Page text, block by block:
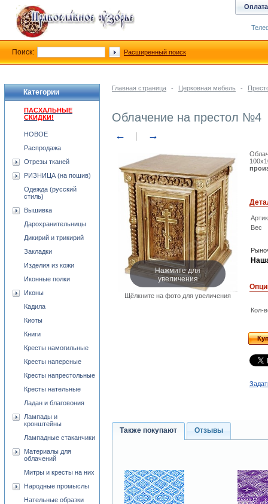
Главная страница - Церковная мебель -
Облачение на престол №4
← →
Нажмите для
увеличения
Щёлкните на фото для увеличения
Вес
Кол-
Также покупают Отзывы
Категории
ПАСХАЛЬНЫЕ
СКИДКИ!
НОВОЕ
Распродажа
Отрезы тканей
РИЗНИЦА (на пошив)
Одежда (русский
стиль)
Вышивка
Дарохранительницы
Дикирий и трикирий
Закладки
Изделия из кожи
Иконные полки
Иконы
Кадила
Киоты
Книги
Кресты намогильные
Кресты наперсные
Кресты напрестольные
Кресты нательные
Ладан и благовония
Лампады и
кронштейны
Лампадные стаканчики
Материалы для
облачений
Митры и кресты на них
Народные промыслы
Нательные образки
Оплата
Поиск: Расширенный поиск